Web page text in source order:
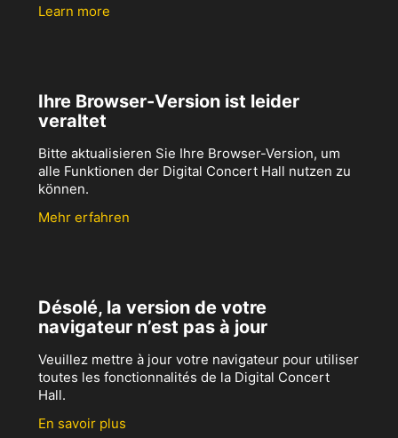
Learn more
Ihre Browser-Version ist leider
veraltet
Bitte aktualisieren Sie Ihre Browser-Version, um
alle Funktionen der Digital Concert Hall nutzen zu
können.
Mehr erfahren
Désolé, la version de votre
navigateur n’est pas à jour
Veuillez mettre à jour votre navigateur pour utiliser
toutes les fonctionnalités de la Digital Concert
Hall.
En savoir plus